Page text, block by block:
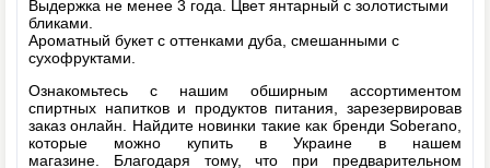
В сравнение
Отзывов: 0| Написать отзыв
Выдержка не менее 3 года. Цвет янтарный с золотистыми
бликами.
Ароматный букет с оттенками дуба, смешанными с
сухофруктами.
Ознакомьтесь с нашим обширным ассортиментом
спиртных напитков и продуктов питания, зарезервировав
заказ онлайн. Найдите новинки такие как бренди Soberano,
которые можно купить в Украине в нашем
магазине. Благодаря тому, что при предварительном